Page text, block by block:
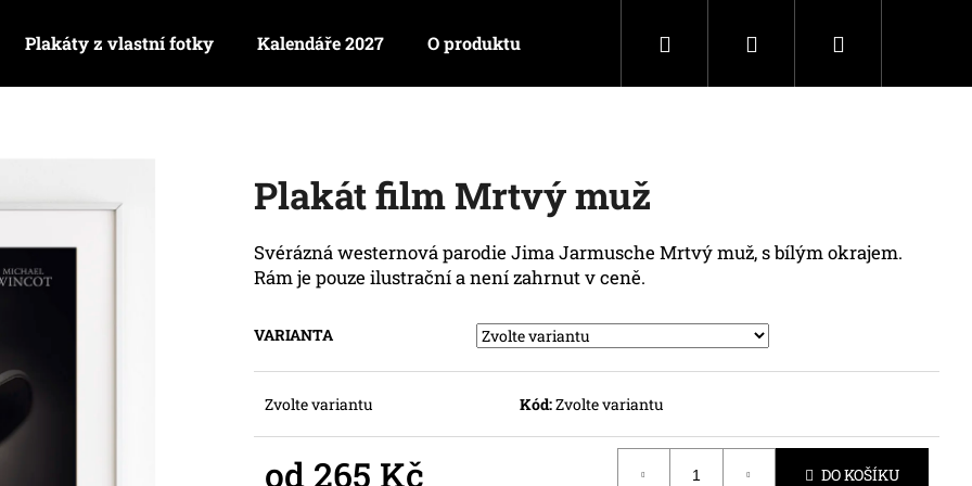
Plakáty z vlastní fotky Kalendáře 2027 O produktu Hledat PřihlášeníNákupní
Plakát film Mrtvý muž
Svérázná westernová parodie Jima Jarmusche Mrtvý muž, s bílým okrajem.
Rám je pouze ilustrační a není zahrnut v ceně.
VARIANTA
Zvolte variantu Kód:Zvolte variantu
od 265 Kč DO KOŠÍKU
HLEDAT